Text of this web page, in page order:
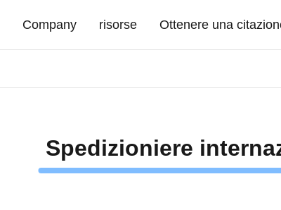
Company risorse Ottenere una
Spedizioniere